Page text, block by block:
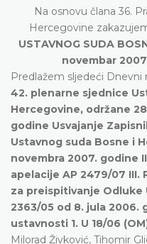
Na osnovu člana 36.
Hercegovine
USTAVNOG SUDA
novembar
Predlažem sljedeći Dnevni
42. plenarne sjednice
Hercegovine, održane
godine Usvajanje
Ustavnog suda Bosne i
novembra 2007. godine
apelacije AP 2479/07 III.
za preispitivanje Odluke
2363/05 od 8. jula 2006.
ustavnosti 1. U 18/06
Milorad Živković, Tihomir